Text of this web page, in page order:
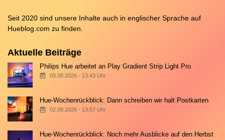
Seit 2020 sind unsere Inhalte auch in englischer Sprache auf
Hueblog.com zu finden.
Aktuelle Beiträge
Philips Hue arbeitet an Play Gradient Strip Light Pro
03.08.2026 - 13:43 Uhr
Hue-Wochenrückblick: Dann schreiben wir halt Postkarten
02.08.2026 - 13:57 Uhr
Hue-Wochenrückblick: Noch mehr Ausblicke auf den Herbst